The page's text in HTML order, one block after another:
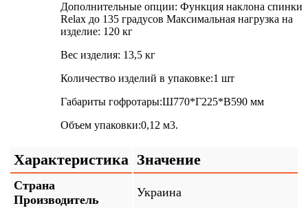
Дополнительные опции: Функция наклона спинки
Relax до 135 градусов Максимальная нагрузка на
изделие: 120 кг
Вес изделия: 13,5 кг
Количество изделий в упаковке:1 шт
Габариты гофротары:Ш770*Г225*В590 мм
Объем упаковки:0,12 м3.
Характеристика Значение
Страна
Производитель
Украина